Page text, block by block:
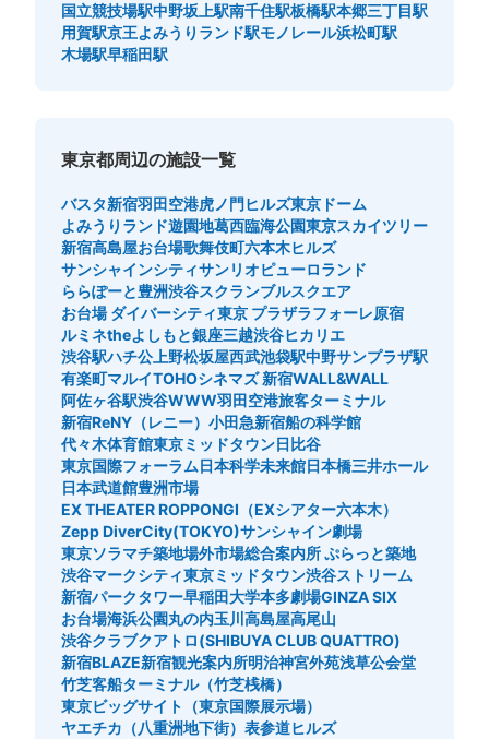
国立競技場駅中野坂上駅南千住駅板橋駅本郷三丁目駅
用賀駅京王よみうりランド駅モノレール浜松町駅
木場駅早稲田駅
東京都周辺の施設一覧
バスタ新宿羽田空港虎ノ門ヒルズ東京ドーム
よみうりランド遊園地葛西臨海公園東京スカイツリー
新宿高島屋お台場歌舞伎町六本木ヒルズ
サンシャインシティサンリオピューロランド
ららぽーと豊洲渋谷スクランブルスクエア
お台場 ダイバーシティ東京 プラザラフォーレ原宿
ルミネtheよしもと銀座三越渋谷ヒカリエ
渋谷駅ハチ公 上野松坂屋西武池袋駅中野サンプラザ駅
有楽町マルイTOHOシネマズ 新宿WALL&WALL
阿佐ヶ谷駅渋谷WWW羽田空港旅客ターミナル
新宿ReNY（レニー） 小田急新宿船の科学館
代々木体育館東京ミッドタウン日比谷
東京国際フォーラム日本科学未来館日本橋三井ホール
日本武道館豊洲市場
EX THEATER ROPPONGI（EXシアター六本木）
Zepp DiverCity(TOKYO)サンシャイン劇場
東京ソラマチ築地場外市場総合案内所 ぷらっと築地
渋谷マークシティ東京ミッドタウン渋谷ストリーム
新宿パークタワー早稲田大学本多劇場GINZA SIX
お台場海浜公園丸の内玉川高島屋高尾山
渋谷クラブクアトロ(SHIBUYA CLUB QUATTRO)
新宿BLAZE新宿観光案内所明治神宮外苑浅草公会堂
竹芝客船ターミナル（竹芝桟橋）
東京ビッグサイト（東京国際展示場）
ヤエチカ（八重洲地下街） 表参道ヒルズ